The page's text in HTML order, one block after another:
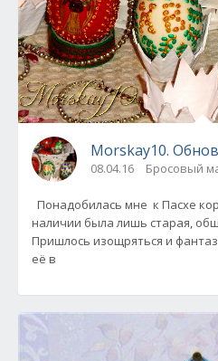
Morskay10.
08.04.16 Бросовый
Понадобилась мне к Пасхе
наличии была лишь старая,
Пришлось изощряться и
её в